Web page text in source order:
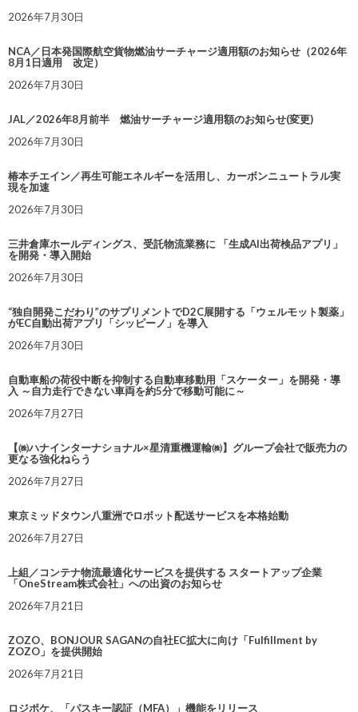
2026年7月30日
NCA／日本発国際航空貨物燃油サーチャージ適用額のお知らせ（2026年
8月1日適用 改定）
2026年7月30日
JAL／2026年8月前半 燃油サーチャージ適用額のお知らせ(変更)
2026年7月30日
椿本チエイン／再生可能エネルギーを活用し、カーボンニュートラル実
現を加速
2026年7月30日
三井倉庫ホールディングス、受託物流業務に 「生成AI出荷検品アプリ」
を開発・導入開始
2026年7月30日
“独自開発こだわり”のサプリメントでD2C展開する「ウェルモット製薬」
がEC自動出荷アプリ「シッピーノ」を導入
2026年7月30日
自動車船の荷役中断を抑制する自動車移動用「スケーター」を開発・導
入 ～自力走行できない車両を約5分で移動可能に～
2026年7月27日
【㈱ハナインターナショナル×星清重機運輸㈱】グループ会社で販売力の
更なる強化ねらう
2026年7月27日
東京ミッドタウン八重洲でロボット配送サービスを本格始動
2026年7月27日
上組／コンテナ物流最適化サービスを提供する スタートアップ企業
「OneStream株式会社」への出資のお知らせ
2026年7月21日
ZOZO、BONJOUR SAGANの自社EC拡大に向け「Fulfillment by
ZOZO」を提供開始
2026年7月21日
ロジポケ、「パスキー認証（MFA）」機能をリリース